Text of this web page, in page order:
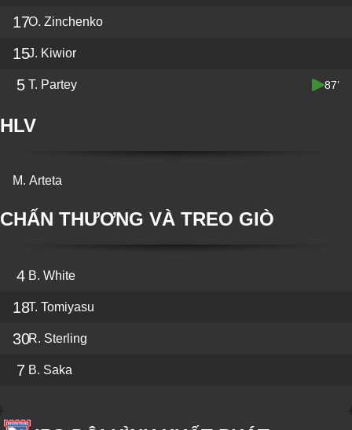
17O. Zinchenko
15J. Kiwior
5 T. Partey 87’
HLV
M. Arteta
CHẤN THƯƠNG VÀ TREO GIÒ
4 B. White
18T. Tomiyasu
30R. Sterling
7 B. Saka